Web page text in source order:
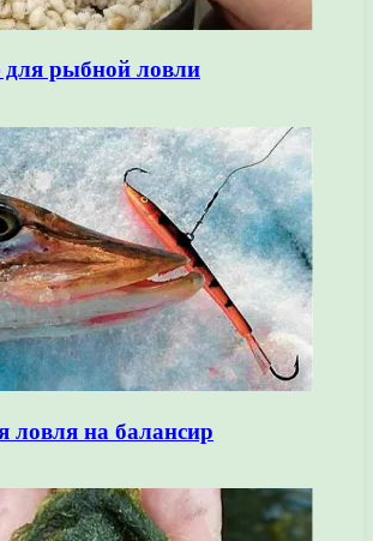
для рыбной ловли
ловля на балансир